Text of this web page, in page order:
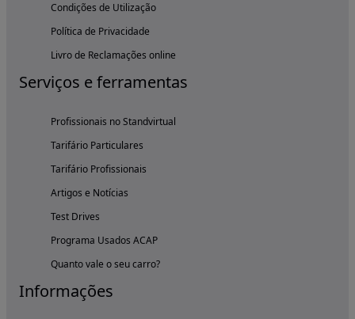
Condições de Utilização
Política de Privacidade
Livro de Reclamações online
Serviços e ferramentas
Profissionais no Standvirtual
Tarifário Particulares
Tarifário Profissionais
Artigos e Notícias
Test Drives
Programa Usados ACAP
Quanto vale o seu carro?
Informações